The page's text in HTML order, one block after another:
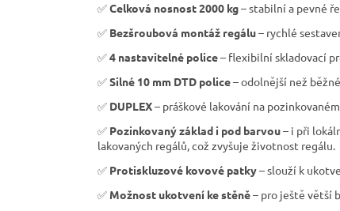
✅Celková nosnost 2000 kg– stabilní a pevné
✅ Bezšroubová montáž regálu– rychlé
✅4 nastavitelné police– flexibilní skladovací
✅Silné 10 mm DTD police– odolnější než
✅ DUPLEX– práškové lakování na
✅ Pozinkovaný základ i pod barvou– i při
lakovaných regálů, což zvyšuje životnost regálu.
✅ Protiskluzové kovové patky– slouží k
✅ Možnost ukotvení ke stěně– pro ještě větší